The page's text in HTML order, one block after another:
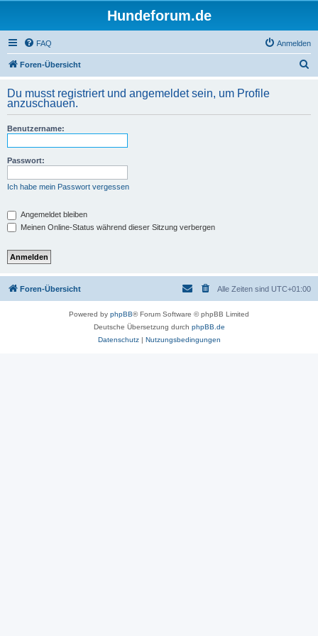
Hundeforum.de
FAQ Anmelden
Foren-Übersicht
h
Du musst registriert und angemeldet sein, um Profile
anzuschauen.
Benutzername:
Passwort:
Ich habe mein Passwort vergessen
Angemeldet bleiben
Meinen Online-Status während dieser Sitzung verbergen
Foren-Übersicht Alle Zeiten sind UTC+01:00
Powered by phpBB® Forum Software © phpBB Limited
Deutsche Übersetzung durch phpBB.de
Datenschutz| Nutzungsbedingungen